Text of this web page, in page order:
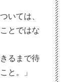
いては、
とではな
るまで待
と。」